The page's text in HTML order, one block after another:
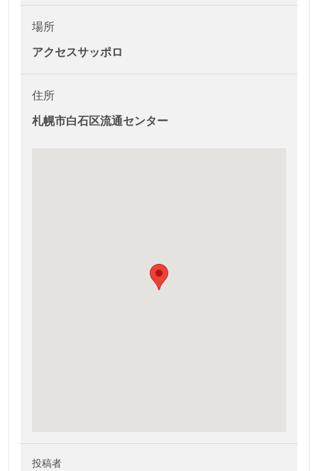
場所
アクセスサッポロ
住所
札幌市白石区流通センター
投稿者